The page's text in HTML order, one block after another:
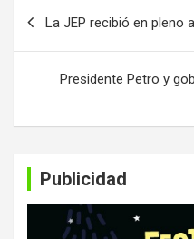
La JEP recibió en pleno
Presidente Petro y
Publicidad